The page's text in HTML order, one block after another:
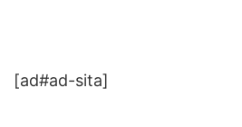
[ad#ad-sita]